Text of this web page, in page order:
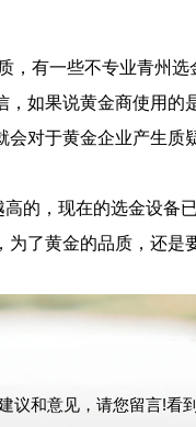
，有一些不专业青州
如果说黄金商使用
对于黄金企业产生质
，现在的选金设备
为了黄金的品质，还是
议和意见，请您留言!看